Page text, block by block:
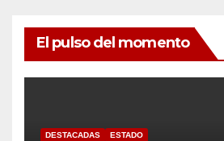
El pulso del momento
DESTACADAS ESTADO